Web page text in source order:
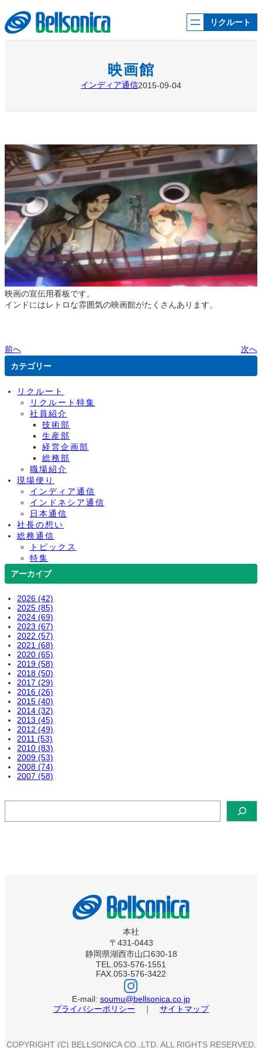
容
を
ス
リクルート
映画館
インディア通信2015-09-04
映画の宣伝用看板です。
インドにはレトロな雰囲気の映画館がたくさんあります。
前へ
次へ
カテゴリー
リクルート
リクルート特集
社員紹介
技術部
生産部
経営企画部
総務部
職場紹介
現場便り
インディア通信
インドネシア通信
日本通信
社長の想い
総務通信
トピックス
特集
アーカイブ
2026 (42)
2025 (85)
2024 (69)
2023 (67)
2022 (57)
2021 (68)
2020 (65)
2019 (58)
2018 (50)
2017 (29)
2016 (26)
2015 (40)
2014 (32)
2013 (45)
2012 (49)
2011 (53)
2010 (83)
2009 (53)
2008 (74)
2007 (58)
本社
〒431-0443
静岡県湖西市山口630-18
TEL.053-576-1551
FAX.053-576-3422
ベ
ル
ソ
ニ
カ
E-mail: soumu@bellsonica.co.jp
プライバシーポリシー ｜ サイトマップ
COPYRIGHT (C) BELLSONICA CO.,LTD. ALL RIGHTS RESERVED.